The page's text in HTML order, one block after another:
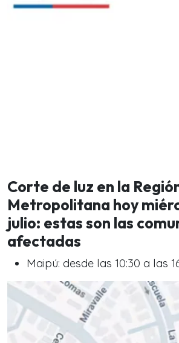
Corte de luz en la
Metropolitana hoy
julio: estas son las
afectadas
Maipú: desde las 10:30 a las